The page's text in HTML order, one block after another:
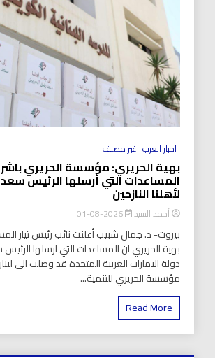
اخبار العرب غير مصنف
بهية الحريري: مؤسسة الحريري
المساعدات التي أرسلها الرئيس
لأهلنا النازحين
أحمد السيد 2026-08-01
بيروت- د. جمال شبيب أعلنت نائب رئيس تيار
بهية الحريري ان المساعدات التي ارسلها
دولة الامارات العربية المتحدة قد وصلت الى
مؤسسة الحريري للتنمية...
Read More